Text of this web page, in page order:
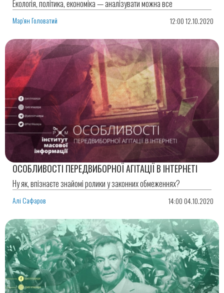
Екологія, політика, економіка — аналізувати можна все
Мар'ян Головатий 12:00 12.10.2020
ОСОБЛИВОСТІ ПЕРЕДВИБОРНОЇ АГІТАЦІЇ В ІНТЕРНЕТІ
Ну як, впізнаєте знайомі ролики у законних обмеженнях?
Алі Сафаров 14:00 04.10.2020